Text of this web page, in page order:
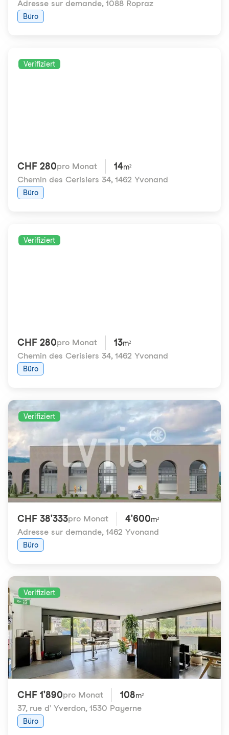
Adresse sur demande, 1088 Ropraz
Büro
Verifiziert
CHF 280pro Monat 14m²
Chemin des Cerisiers 34, 1462 Yvonand
Büro
Verifiziert
CHF 280pro Monat 13m²
Chemin des Cerisiers 34, 1462 Yvonand
Büro
Verifiziert
CHF 38'333pro Monat 4'600m²
Adresse sur demande, 1462 Yvonand
Büro
Verifiziert
CHF 1'890pro Monat 108m²
37, rue d' Yverdon, 1530 Payerne
Büro